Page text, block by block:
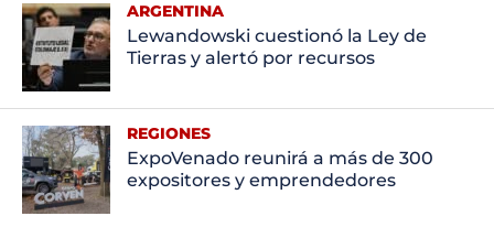
ARGENTINA
Lewandowski cuestionó la Ley de
Tierras y alertó por recursos
REGIONES
ExpoVenado reunirá a más de 300
expositores y emprendedores